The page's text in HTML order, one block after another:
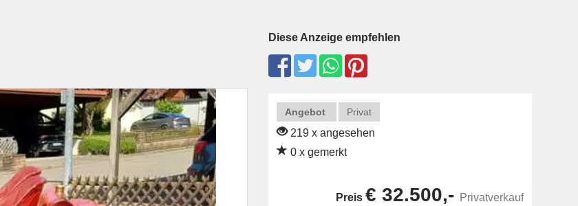
Diese Anzeige empfehlen
Angebot Privat
219 x angesehen
0 x gemerkt
Preis € 32.500,- Privatverkauf